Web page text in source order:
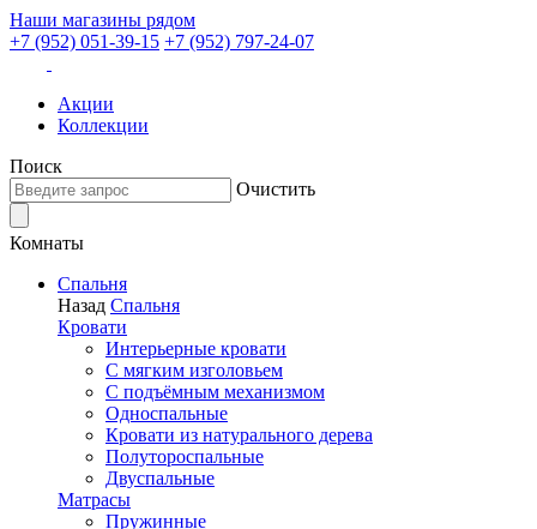
Наши магазины рядом
+7 (952) 051-39-15 +7 (952) 797-24-07
Акции
Коллекции
Поиск
Очистить
Комнаты
Спальня
Назад Спальня
Кровати
Интерьерные кровати
С мягким изголовьем
С подъёмным механизмом
Односпальные
Кровати из натурального дерева
Полутороспальные
Двуспальные
Матрасы
Пружинные